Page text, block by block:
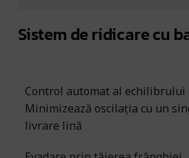
Sistem de ridicare cu
Control automat al echilibrului
Minimizează oscilația cu un
livrare lină